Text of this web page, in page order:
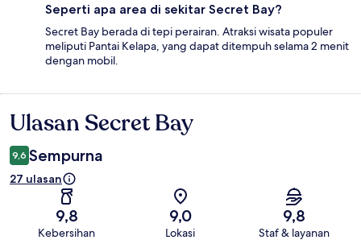
Seperti apa area di sekitar Secret Bay?
Secret Bay berada di tepi perairan. Atraksi wisata populer
meliputi Pantai Kelapa, yang dapat ditempuh selama 2 menit
dengan mobil.
Ulasan
Ulasan Secret Bay
9,6 Sempurna
27 ulasan
9,8
Kebersihan
9,0
Lokasi
9,8
Staf & layanan